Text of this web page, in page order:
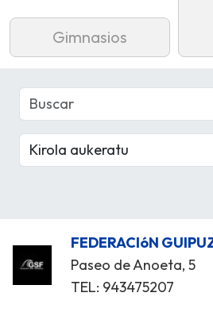
Gimnasios
FEDERACIóN
Paseo de Anoeta, 5
TEL: 943475207